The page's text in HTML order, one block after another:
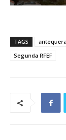
TAGS
Segunda RFEF